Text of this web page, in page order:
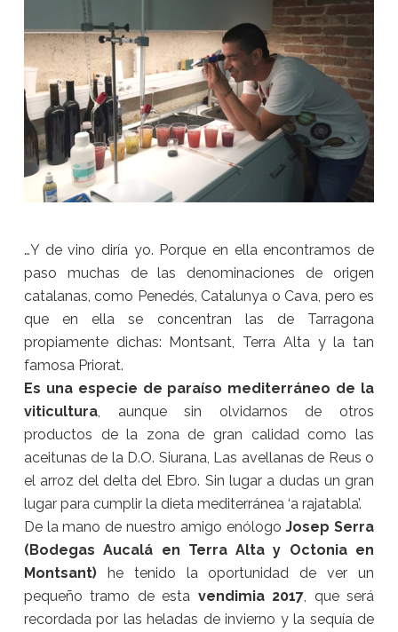
…Y de vino diría yo. Porque en ella encontramos de
paso muchas de las denominaciones de origen
catalanas, como Penedés, Catalunya o Cava, pero es
que en ella se concentran las de Tarragona
propiamente dichas: Montsant, Terra Alta y la tan
famosa Priorat.
Es una especie de paraíso mediterráneo de la
viticultura, aunque sin olvidarnos de otros
productos de la zona de gran calidad como las
aceitunas de la D.O. Siurana, Las avellanas de Reus o
el arroz del delta del Ebro. Sin lugar a dudas un gran
lugar para cumplir la dieta mediterránea ‘a rajatabla’.
De la mano de nuestro amigo enólogoJosep Serra
(Bodegas Aucalá en Terra Alta y Octonia en
Montsant)he tenido la oportunidad de ver un
pequeño tramo de esta vendimia 2017 , que será
recordada por las heladas de invierno y la sequía de